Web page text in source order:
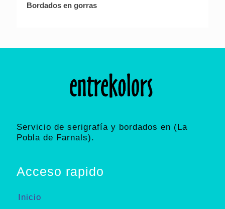
Bordados en gorras
Servicio de serigrafía y bordados en (La
Pobla de Farnals).
Acceso rapido
Inicio